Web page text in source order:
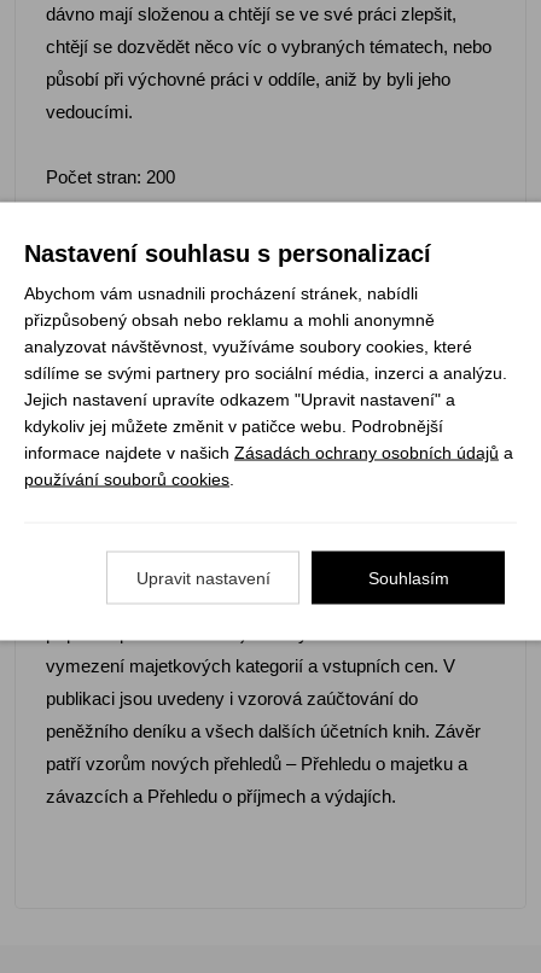
dávno mají složenou a chtějí se ve své práci zlepšit,
chtějí se dozvědět něco víc o vybraných tématech, nebo
působí při výchovné práci v oddíle, aniž by byli jeho
vedoucími.
Počet stran: 200
Vazba: lepená
Jednoduché účetnictví 2019.
Publikace Jednoduché účetnictví pro spolky je souborem
postupů a pravidel, jak vést správně (v souladu s
právními předpisy) jednoduché účetnictví. Celá kniha je
zaměřena na spolky (včetně pobočných spolků).
účetních dokladů, jejich zaúčtování v účetních knihách
(peněžním deníku, knize pohledávek a závazků,
vymezení majetkových kategorií a vstupních cen. V
publikaci jsou uvedeny i vzorová zaúčtování do
peněžního deníku a všech dalších účetních knih. Závěr
patří vzorům nových přehledů – Přehledu o majetku a
závazcích a Přehledu o příjmech a výdajích.
Nastavení souhlasu s personalizací
Abychom vám usnadnili procházení stránek, nabídli
přizpůsobený obsah nebo reklamu a mohli anonymně
analyzovat návštěvnost, využíváme soubory cookies, které
sdílíme se svými partnery pro sociální média, inzerci a analýzu.
Jejich nastavení upravíte odkazem "Upravit nastavení" a
kdykoliv jej můžete změnit v patičce webu. Podrobnější
informace najdete v našich Zásadách ochrany osobních údajů a
používání souborů cookies
Upravit nastavení Souhlasím